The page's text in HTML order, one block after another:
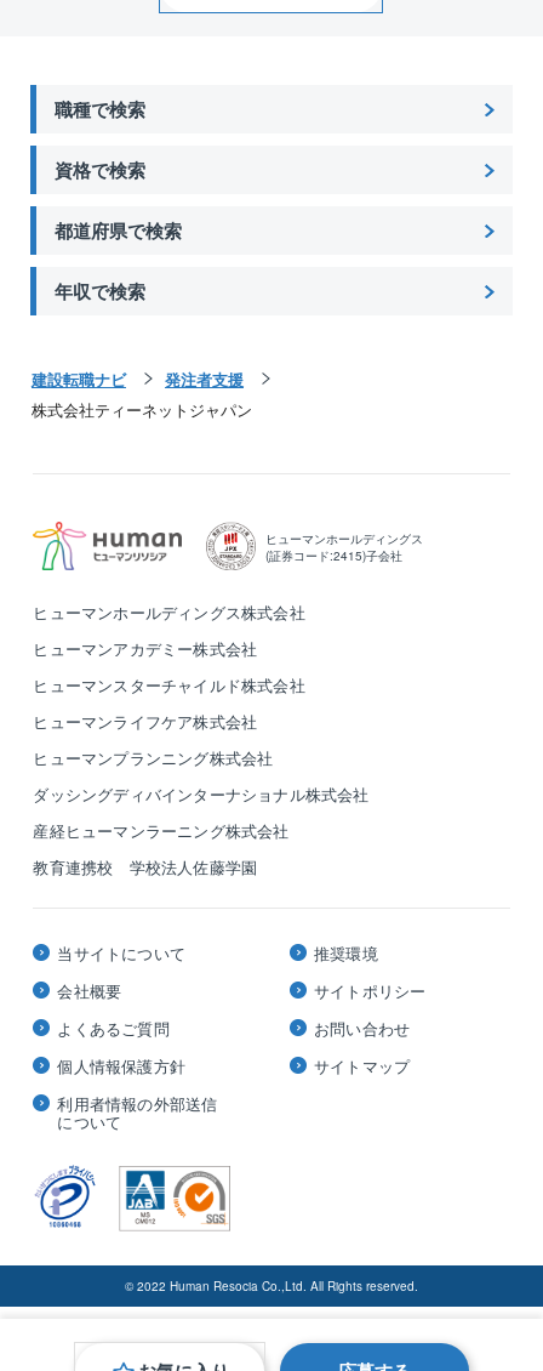
職種で検索
資格で検索
都道府県で検索
年収で検索
建設転職ナビ
発注者支援
株式会社ティーネットジャパン
ヒューマンホールディングス
(証券コード:2415)子会社
ヒューマンホールディングス株式会社
ヒューマンアカデミー株式会社
ヒューマンスターチャイルド株式会社
ヒューマンライフケア株式会社
ヒューマンプランニング株式会社
ダッシングディバインターナショナル株式会社
産経ヒューマンラーニング株式会社
教育連携校 学校法人佐藤学園
当サイトについて
会社概要
よくあるご質問
個人情報保護方針
利用者情報の外部送信
について
推奨環境
サイトポリシー
お問い合わせ
サイトマップ
© 2022 Human Resocia Co.,Ltd. All Rights reserved.